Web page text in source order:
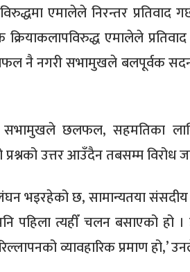
एमालेले निरन्तर
एमालेले
नै नगरी सभामुखले बलपूर्वक
सभामुखले छलफल, सहमतिका
उत्तर आउँदैन तबसम्म विरोध
भइरहेको छ, सामान्यतया संसदीय
पहिला त्यहीँ चलन बसाएको हो ।
व्यावहारिक प्रमाण हो,’